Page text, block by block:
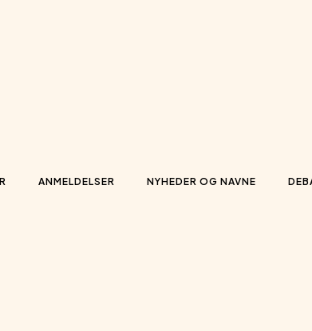
ANMELDELSER NYHEDER OG NAVNE